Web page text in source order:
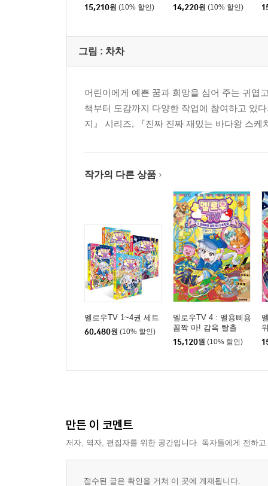
15,210원 (10% 할인) 14,220원 (10% 할인)
그림 : 차차
어린이에게 예쁜 꿈과 희망을 심어 주는 귀엽
책부터 도감까지 다양한 작업에 참여하고 있
지』 시리즈, 『진짜 진짜 재밌는 바다왕 스케
작가의 다른 상품
멜로우TV 1~4권 세트
60,480원 (10% 할인)
멜로우TV 4 : 멜용삐용
꼼짝 마! 감옥 탈출
15,120원 (10% 할인)
만든 이 코멘트
저자, 역자, 편집자를 위한 공간입니다. 독자들에게 전하
접수된 글은 확인을 거쳐 이 곳에 게재됩니다.